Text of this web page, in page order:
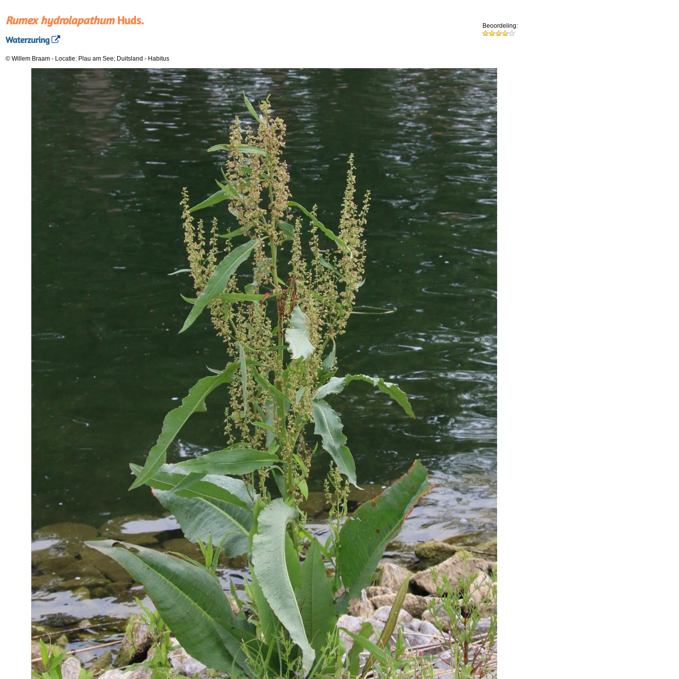
Rumex hydrolapathumHuds.
Waterzuring
Beoordeling:
© Willem Braam - Locatie: Plau am See; Duitsland - Habitus